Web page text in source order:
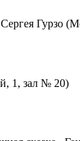
Гурзо
1, зал № 20)